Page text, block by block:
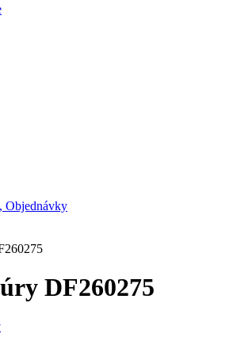
Objednávky
DF260275